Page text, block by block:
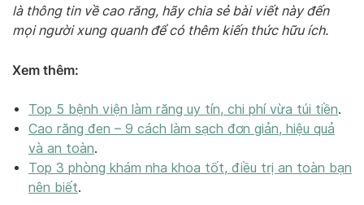
là thông tin về cao răng, hãy chia sẻ bài viết này đến
mọi người xung quanh để có thêm kiến thức hữu ích.
Xem thêm:
Top 5 bệnh viện làm răng uy tín, chi phí vừa túi tiền.
Cao răng đen – 9 cách làm sạch đơn giản, hiệu quả
và an toàn.
Top 3 phòng khám nha khoa tốt, điều trị an toàn bạn
nên biết.